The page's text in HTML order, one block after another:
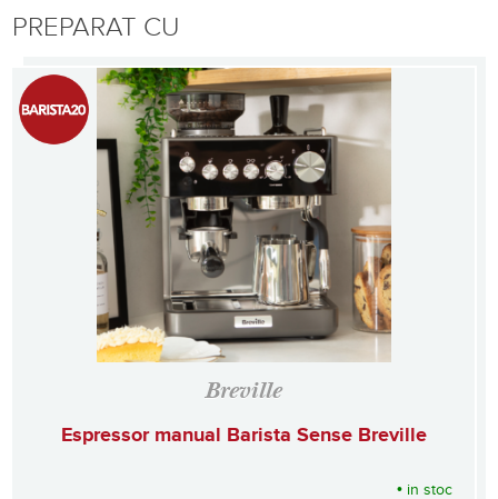
PREPARAT CU
Breville
Espressor manual Barista Sense Breville
• in stoc